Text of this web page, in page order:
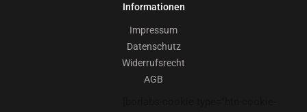
Informationen
Impressum
Datenschutz
Widerrufsrecht
AGB